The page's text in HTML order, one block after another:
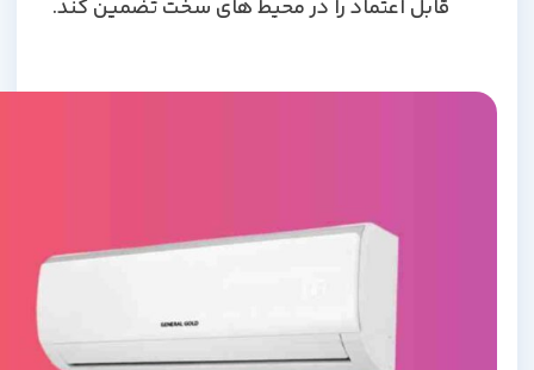
قابل اعتماد را در محیط های سخت تضمین کند.